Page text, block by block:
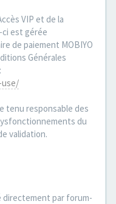
VIP et de la
est gérée
de paiement MOBIYO
Générales
tenu responsable des
du
validation.
directement par forum-